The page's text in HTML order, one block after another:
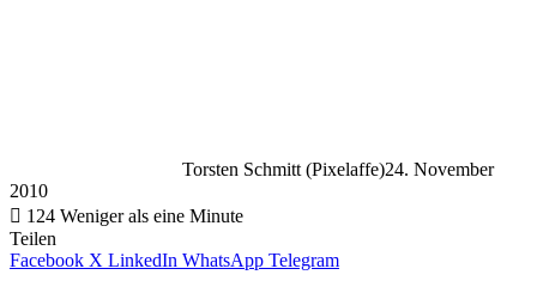
Torsten Schmitt (Pixelaffe)24. November
2010
124 Weniger als eine Minute
Teilen
Facebook X LinkedIn WhatsApp Telegram